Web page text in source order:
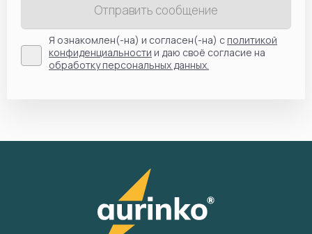
Отправить сообщение
Я ознакомлен(-на) и согласен(-на) сполитикой
конфиденциальности и даю своё согласие на
обработку персональных данных.